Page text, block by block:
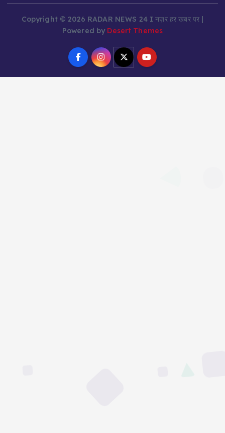
Copyright © 2026 RADAR NEWS 24 I नज़र हर खबर पर |
Powered byDesert Themes